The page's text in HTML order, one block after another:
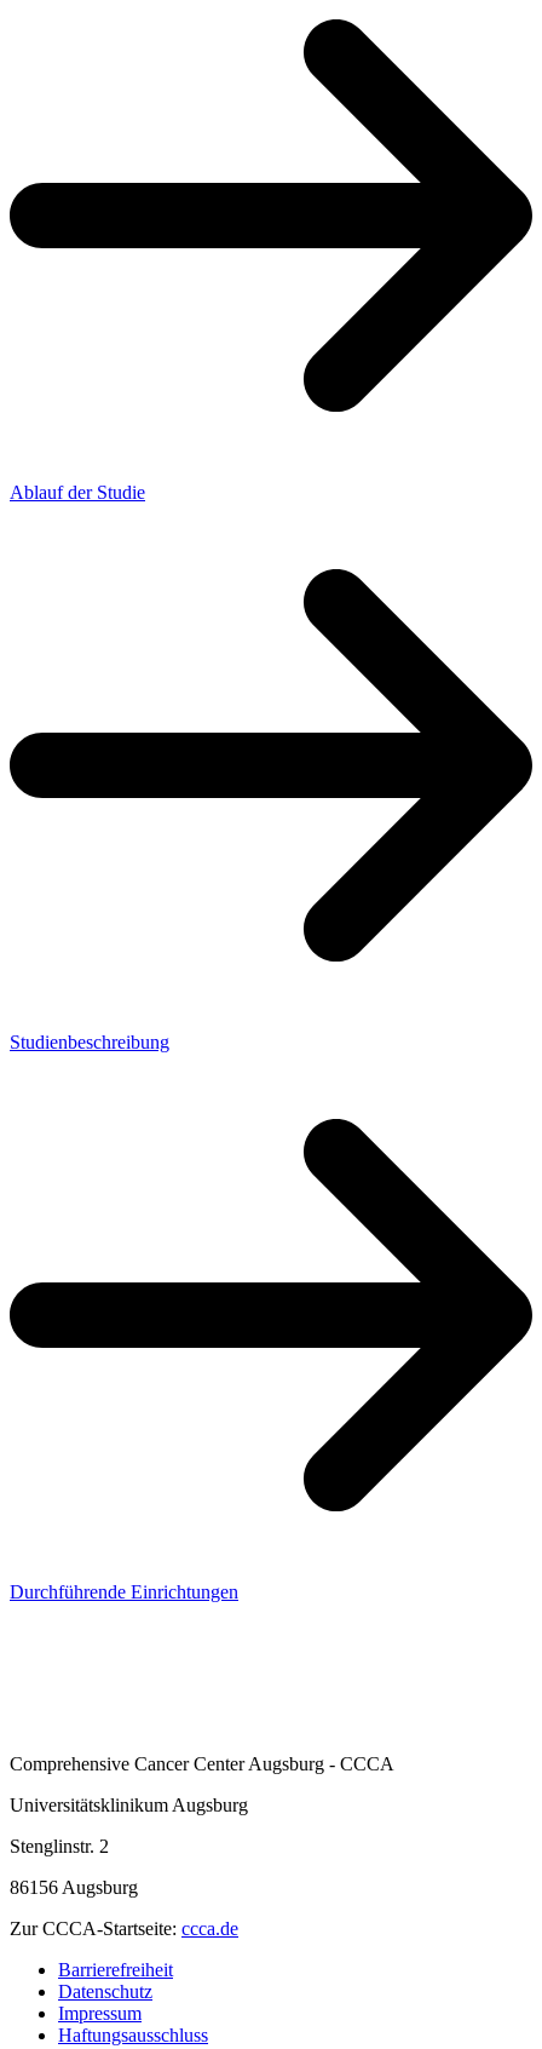
Ablauf der Studie
Studienbeschreibung
Durchführende Einrichtungen
Comprehensive Cancer Center Augsburg - CCCA
Universitätsklinikum Augsburg
Stenglinstr. 2
86156 Augsburg
Zur CCCA-Startseite: ccca.de
Barrierefreiheit
Datenschutz
Impressum
Haftungsausschluss